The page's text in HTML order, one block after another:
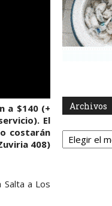
a $140 (+
El
costarán
408)
a Los
Archivos
Archivos